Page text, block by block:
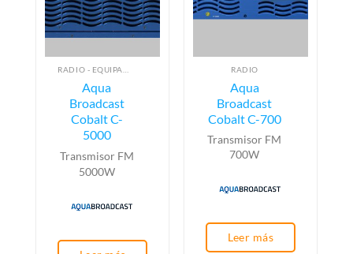
Aqua
Broadcast
Cobalt C-
5000
Transmisor FM
5000W
RADIO
Aqua
Broadcast
Cobalt C-700
Transmisor FM
700W
Leer más